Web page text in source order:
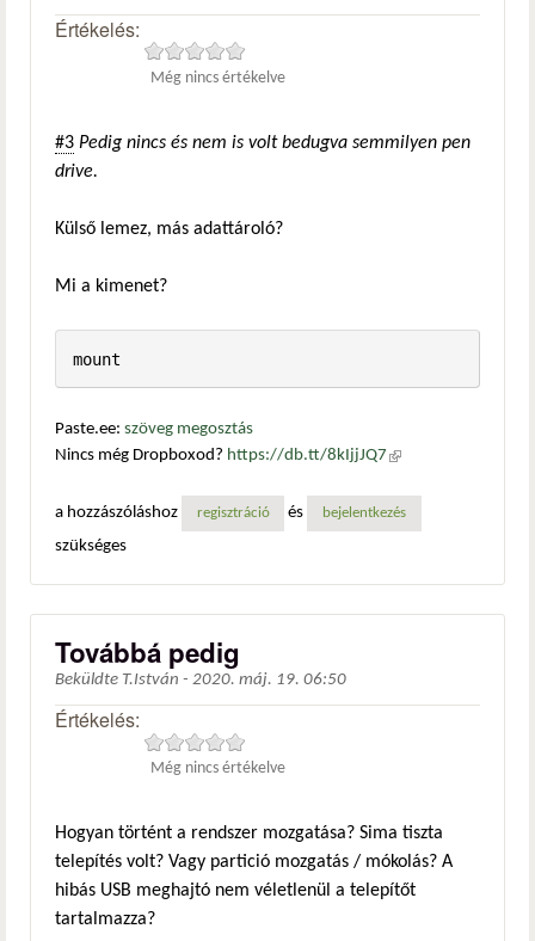
Értékelés:
Még nincs értékelve
#3 Pedig nincs és nem is volt bedugva semmilyen pen
drive.
Külső lemez, más adattároló?
Mi a kimenet?
mount
Paste.ee: szöveg megosztás
Nincs még Dropboxod? https://db.tt/8kIjjJQ7 (külső
a hozzászóláshoz
regisztráció és bejelentkezés
szükséges
Továbbá pedig
Beküldte T.István - 2020. máj. 19. 06:50
Értékelés:
Még nincs értékelve
Hogyan történt a rendszer mozgatása? Sima tiszta
telepítés volt? Vagy partició mozgatás / mókolás? A
hibás USB meghajtó nem véletlenül a telepítőt
tartalmazza?